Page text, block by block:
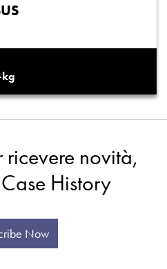
ricevere novità,
History
Now